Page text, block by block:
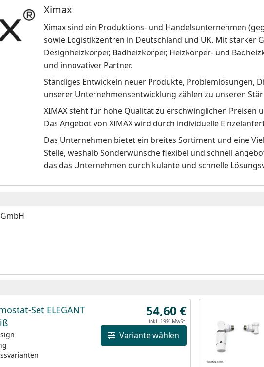
Ximax
Ximax sind ein Produktions- und Handelsunternehmen
sowie Logistikzentren in Deutschland und UK. Mit starker
Designheizkörper, Badheizkörper, Heizkörper- und
und innovativer Partner.
Ständiges Entwickeln neuer Produkte, Problemlösungen,
unserer Unternehmensentwicklung zählen zu unseren
XIMAX steht für hohe Qualität zu erschwinglichen Preisen
Das Angebot von XIMAX wird durch individuelle
Das Unternehmen bietet ein breites Sortiment und eine
Stelle, weshalb Sonderwünsche flexibel und schnell
das das Unternehmen durch kulante und schnelle
Set ELEGANT
Variante wählen
54,60 €
inkl. 19% MwSt.